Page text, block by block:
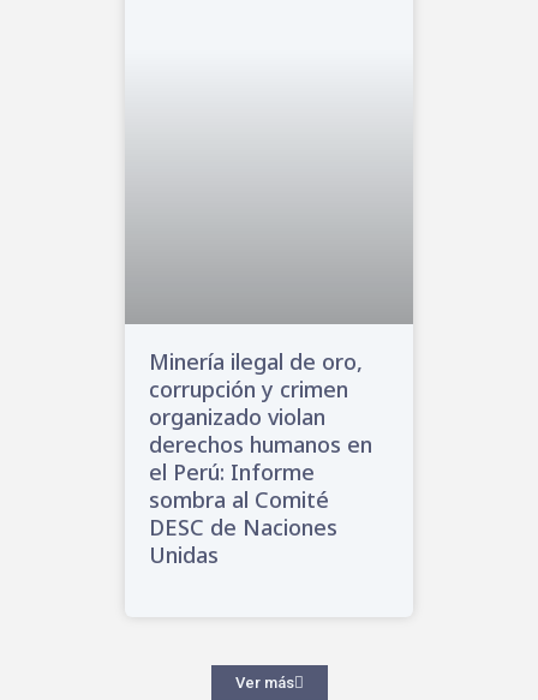
Minería ilegal de oro,
corrupción y crimen
organizado violan
derechos humanos en
el Perú: Informe
sombra al Comité
DESC de Naciones
Unidas
Ver más